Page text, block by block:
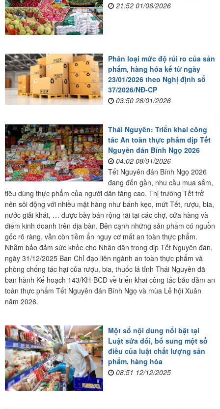
21:52 01/06/2026
Phân loại mức độ rủi ro của sản
phẩm, hàng hóa kể từ ngày
23/01/2026 theo Nghị định số
37/2026/NĐ-CP
03:50 28/01/2026
Thái Nguyên: Triển khai công
tác An toàn thực phẩm dịp Tết
Nguyên đán Bính Ngọ 2026
04:02 08/01/2026
Tết Nguyên đán Bính Ngọ 2026
đang đến gần, nhu cầu mua sắm,
tiêu dùng thực phẩm của người dân tăng cao. Thị trường Tết trở
nên sôi động với nhiều mặt hàng như bánh kẹo, mứt Tết, rượu, bia,
nước giải khát, … được bày bán rộng rãi tại các chợ, cửa hàng và
điểm kinh doanh trên địa bàn. Bên cạnh những sản phẩm có nguồn
gốc rõ ràng, vẫn còn tiềm ẩn nguy cơ mất an toàn thực phẩm.
Nhằm bảo đảm sức khỏe cho Nhân dân trong dịp Tết Nguyên đán,
ngày 31/12/2025 Ban Chỉ đạo liên ngành an toàn thực phẩm và
phòng chống tác hại của rượu, bia, thuốc lá tỉnh Thái Nguyên đã
ban hành Kế hoạch 143/KH-BCĐ về triển khai công tác bảo đảm an
toàn thực phẩm Tết Nguyên đán Bính Ngọ và mùa Lễ hội Xuân
năm 2026.
Một số nội dung nổi bật tại
Luật sửa đổi, bổ sung một số
điều của luật chất lượng sản
phẩm, hàng hóa
08:51 12/12/2025